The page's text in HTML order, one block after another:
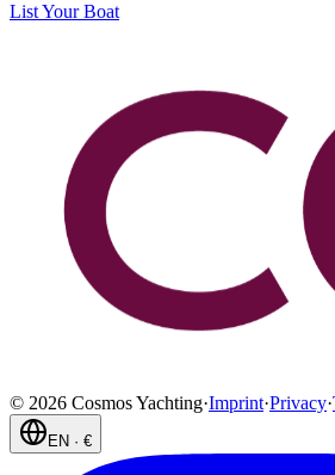
List Your Boat
© 2026 Cosmos Yachting·Imprint·Privacy·
EN · €